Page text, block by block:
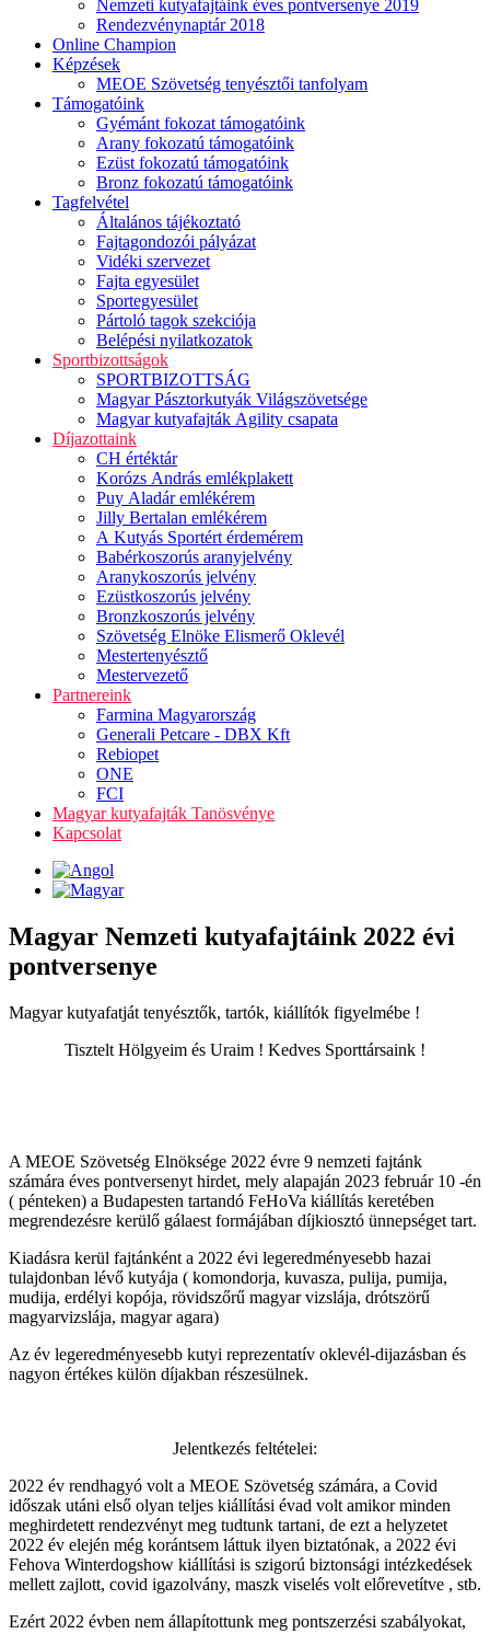
Nemzeti kutyafajtáink éves pontversenye 2019
Rendezvénynaptár 2018
Online Champion
Képzések
MEOE Szövetség tenyésztői tanfolyam
Támogatóink
Gyémánt fokozat támogatóink
Arany fokozatú támogatóink
Ezüst fokozatú támogatóink
Bronz fokozatú támogatóink
Tagfelvétel
Általános tájékoztató
Fajtagondozói pályázat
Vidéki szervezet
Fajta egyesület
Sportegyesület
Pártoló tagok szekciója
Belépési nyilatkozatok
Sportbizottságok
SPORTBIZOTTSÁG
Magyar Pásztorkutyák Világszövetsége
Magyar kutyafajták Agility csapata
Díjazottaink
CH értéktár
Korózs András emlékplakett
Puy Aladár emlékérem
Jilly Bertalan emlékérem
A Kutyás Sportért érdemérem
Babérkoszorús aranyjelvény
Aranykoszorús jelvény
Ezüstkoszorús jelvény
Bronzkoszorús jelvény
Szövetség Elnöke Elismerő Oklevél
Mestertenyésztő
Mestervezető
Partnereink
Farmina Magyarország
Generali Petcare - DBX Kft
Rebiopet
ONE
FCI
Magyar kutyafajták Tanösvénye
Kapcsolat
Magyar Nemzeti kutyafajtáink 2022 évi
pontversenye
Magyar kutyafatját tenyésztők, tartók, kiállítók figyelmébe !
Tisztelt Hölgyeim és Uraim ! Kedves Sporttársaink !
A MEOE Szövetség Elnöksége 2022 évre 9 nemzeti fajtánk
számára éves pontversenyt hirdet, mely alapaján 2023 február 10 -én
( pénteken) a Budapesten tartandó FeHoVa kiállítás keretében
megrendezésre kerülő gálaest formájában díjkiosztó ünnepséget tart.
Kiadásra kerül fajtánként a 2022 évi legeredményesebb hazai
tulajdonban lévő kutyája ( komondorja, kuvasza, pulija, pumija,
mudija, erdélyi kopója, rövidszőrű magyar vizslája, drótszörű
magyarvizslája, magyar agara)
Az év legeredményesebb kutyi reprezentatív oklevél-dijazásban és
nagyon értékes külön díjakban részesülnek.
Jelentkezés feltételei:
2022 év rendhagyó volt a MEOE Szövetség számára, a Covid
időszak utáni első olyan teljes kiállítási évad volt amikor minden
meghirdetett rendezvényt meg tudtunk tartani, de ezt a helyzetet
2022 év elején még korántsem láttuk ilyen biztatónak, a 2022 évi
Fehova Winterdogshow kiállítási is szigorú biztonsági intézkedések
mellett zajlott, covid igazolvány, maszk viselés volt előrevetítve , stb.
Ezért 2022 évben nem állapítottunk meg pontszerzési szabályokat,